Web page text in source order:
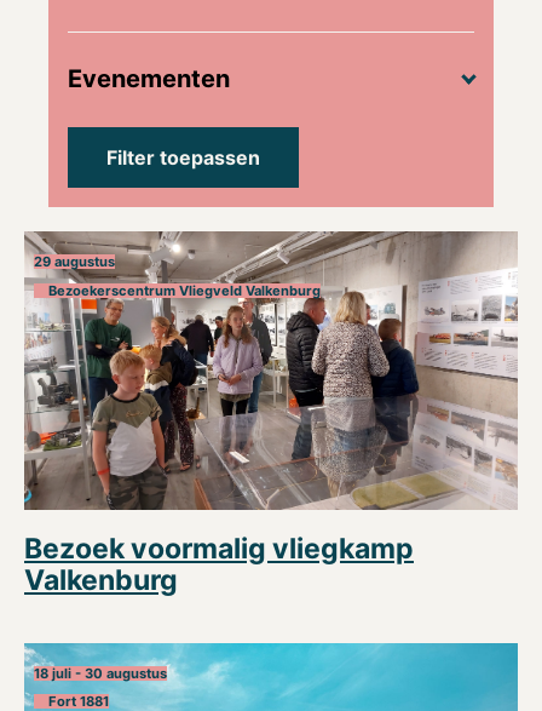
Evenementen
29 augustus
Bezoekerscentrum Vliegveld Valkenburg
Bezoek voormalig vliegkamp
Valkenburg
18 juli - 30 augustus
Fort 1881